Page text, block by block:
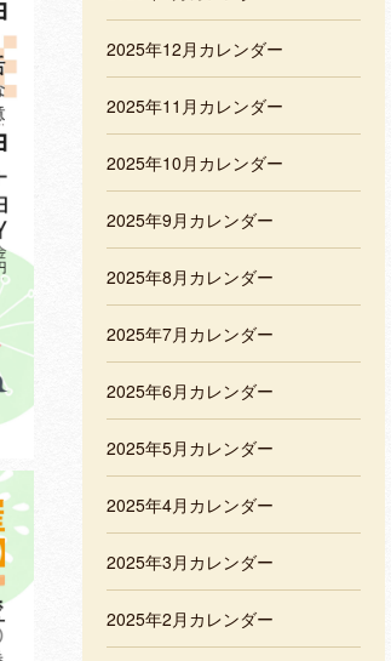
2025年12月カレンダー
2025年11月カレンダー
2025年10月カレンダー
2025年9月カレンダー
2025年8月カレンダー
2025年7月カレンダー
2025年6月カレンダー
2025年5月カレンダー
2025年4月カレンダー
2025年3月カレンダー
2025年2月カレンダー